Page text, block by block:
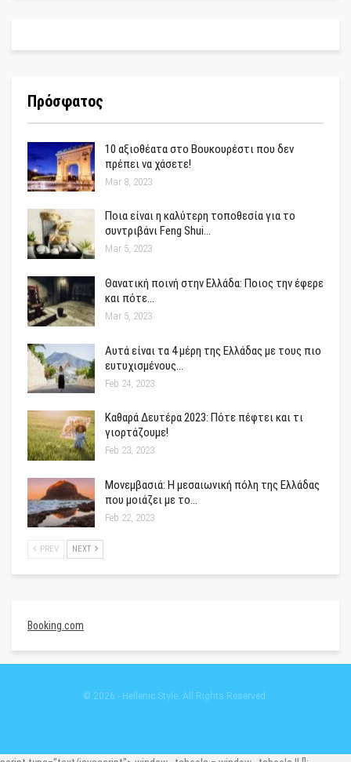
Πρόσφατος
10 αξιοθέατα στο Βουκουρέστι που δεν
πρέπει να χάσετε!
Mar 8, 2023
Ποια είναι η καλύτερη τοποθεσία για το
συντριβάνι Feng Shui…
Mar 5, 2023
Θανατική ποινή στην Ελλάδα: Ποιος την έφερε
και πότε…
Mar 5, 2023
Αυτά είναι τα 4 μέρη της Ελλάδας με τους πιο
ευτυχισμένους…
Feb 24, 2023
Καθαρά Δευτέρα 2023: Πότε πέφτει και τι
γιορτάζουμε!
Feb 23, 2023
Μονεμβασιά: Η μεσαιωνική πόλη της Ελλάδας
που μοιάζει με το…
Feb 22, 2023
PREV NEXT
Booking.com
© 2026 - Hellenic Style. All Rights Reserved.